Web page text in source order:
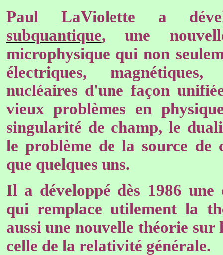
Paul LaViolette a
subquantique, une
microphysique qui non
électriques,
nucléaires d'une façon
vieux problèmes en
singularité de champ, le
le problème de la source de
que quelques uns.
Il a développé dès 1986 une
qui remplace utilement la
aussi une nouvelle théorie
celle de la relativité générale.